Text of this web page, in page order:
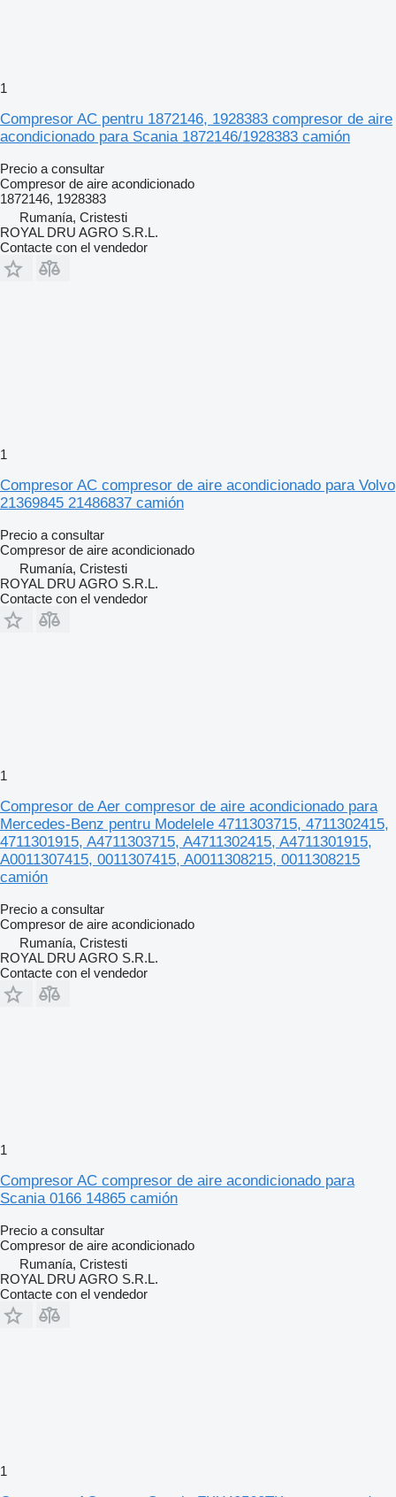
1
Compresor AC pentru 1872146, 1928383 compresor de aire
acondicionado para Scania 1872146/1928383 camión
Precio a consultar
Compresor de aire acondicionado
1872146, 1928383
Rumanía, Cristesti
ROYAL DRU AGRO S.R.L.
Contacte con el vendedor
1
Compresor AC compresor de aire acondicionado para Volvo
21369845 21486837 camión
Precio a consultar
Compresor de aire acondicionado
Rumanía, Cristesti
ROYAL DRU AGRO S.R.L.
Contacte con el vendedor
1
Compresor de Aer compresor de aire acondicionado para
Mercedes-Benz pentru Modelele 4711303715, 4711302415,
4711301915, A4711303715, A4711302415, A4711301915,
A0011307415, 0011307415, A0011308215, 0011308215
camión
Precio a consultar
Compresor de aire acondicionado
Rumanía, Cristesti
ROYAL DRU AGRO S.R.L.
Contacte con el vendedor
1
Compresor AC compresor de aire acondicionado para
Scania 0166 14865 camión
Precio a consultar
Compresor de aire acondicionado
Rumanía, Cristesti
ROYAL DRU AGRO S.R.L.
Contacte con el vendedor
1